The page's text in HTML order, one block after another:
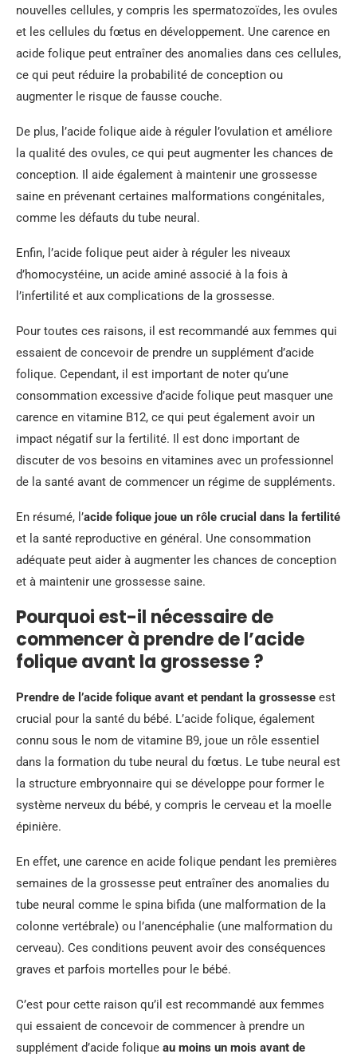
nouvelles cellules, y compris les spermatozoïdes, les ovules
et les cellules du fœtus en développement. Une carence en
acide folique peut entraîner des anomalies dans ces cellules,
ce qui peut réduire la probabilité de conception ou
augmenter le risque de fausse couche.
De plus, l’acide folique aide à réguler l’ovulation et améliore
la qualité des ovules, ce qui peut augmenter les chances de
conception. Il aide également à maintenir une grossesse
saine en prévenant certaines malformations congénitales,
comme les défauts du tube neural.
Enfin, l’acide folique peut aider à réguler les niveaux
d’homocystéine, un acide aminé associé à la fois à
l’infertilité et aux complications de la grossesse.
Pour toutes ces raisons, il est recommandé aux femmes qui
essaient de concevoir de prendre un supplément d’acide
folique. Cependant, il est important de noter qu’une
consommation excessive d’acide folique peut masquer une
carence en vitamine B12, ce qui peut également avoir un
impact négatif sur la fertilité. Il est donc important de
discuter de vos besoins en vitamines avec un professionnel
de la santé avant de commencer un régime de suppléments.
En résumé, l’acide folique joue un rôle crucial dans la fertilité
et la santé reproductive en général. Une consommation
adéquate peut aider à augmenter les chances de conception
et à maintenir une grossesse saine.
Pourquoi est-il nécessaire de
commencer à prendre de l’acide
folique avant la grossesse ?
Prendre de l’acide folique avant et pendant la grossesse est
crucial pour la santé du bébé. L’acide folique, également
connu sous le nom de vitamine B9, joue un rôle essentiel
dans la formation du tube neural du fœtus. Le tube neural est
la structure embryonnaire qui se développe pour former le
système nerveux du bébé, y compris le cerveau et la moelle
épinière.
En effet, une carence en acide folique pendant les premières
semaines de la grossesse peut entraîner des anomalies du
tube neural comme le spina bifida (une malformation de la
colonne vertébrale) ou l’anencéphalie (une malformation du
cerveau). Ces conditions peuvent avoir des conséquences
graves et parfois mortelles pour le bébé.
C’est pour cette raison qu’il est recommandé aux femmes
qui essaient de concevoir de commencer à prendre un
supplément d’acide folique au moins un mois avant de